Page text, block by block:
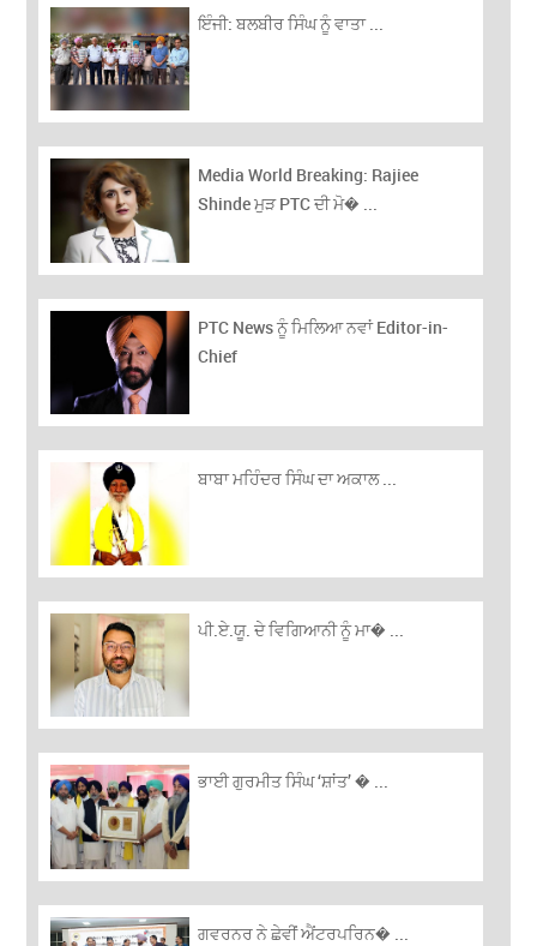
ਇੰਜੀ: ਬਲਬੀਰ ਸਿੰਘ ਨੂੰ ਵਾਤਾ ...
Media World Breaking: Rajiee
Shinde ਮੁੜ PTC ਦੀ ਮੋ� ...
PTC News ਨੂੰ ਮਿਲਿਆ ਨਵਾਂ Editor-in-
Chief
ਬਾਬਾ ਮਹਿੰਦਰ ਸਿੰਘ ਦਾ ਅਕਾਲ ...
ਪੀ.ਏ.ਯੂ. ਦੇ ਵਿਗਿਆਨੀ ਨੂੰ ਮਾ� ...
ਭਾਈ ਗੁਰਮੀਤ ਸਿੰਘ ‘ਸ਼ਾਂਤ’ � ...
ਗਵਰਨਰ ਨੇ ਛੇਵੀਂ ਐਂਟਰਪਰਿਨ� ...